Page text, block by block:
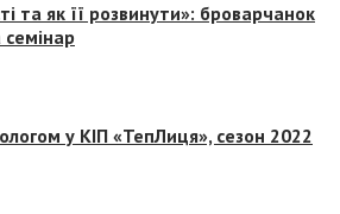
та як її розвинути»: броварчанок
у КІП «ТепЛиця», сезон 2022